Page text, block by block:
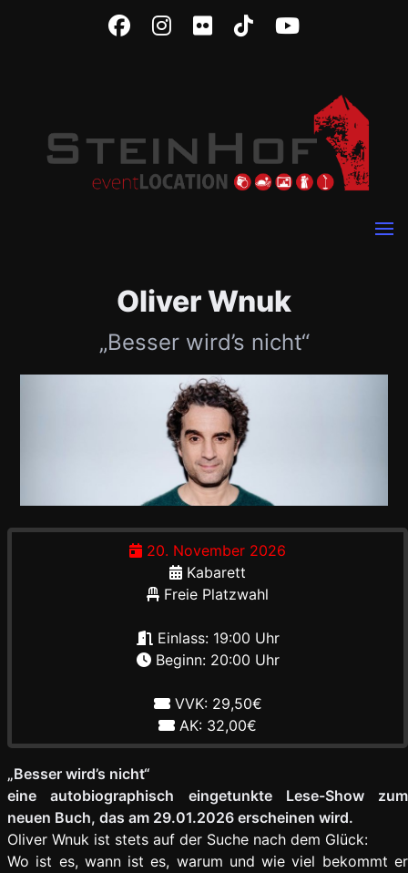
Oliver Wnuk
„Besser wird’s nicht“
20. November 2026
Kabarett
Freie Platzwahl
Einlass: 19:00 Uhr
Beginn: 20:00 Uhr
VVK: 29,50€
AK: 32,00€
„Besser wird’s nicht“
eine autobiographisch eingetunkte Lese-Show zum
neuen Buch, das am 29.01.2026 erscheinen wird.
Oliver Wnuk ist stets auf der Suche nach dem Glück:
Wo ist es, wann ist es, warum und wie viel bekommt er